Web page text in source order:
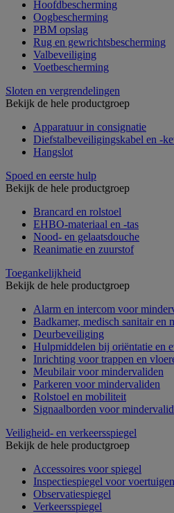
Hoofdbescherming
Oogbescherming
PBM opslag
Rug en gewrichtsbescherming
Valbeveiliging
Voetbescherming
Sloten en vergrendelingen
Bekijk de hele productgroep
Apparatuur in consignatie
Diefstalbeveiligingskabel en -
Hangslot
Spoed en eerste hulp
Bekijk de hele productgroep
Brancard en rolstoel
EHBO-materiaal en -tas
Nood- en gelaatsdouche
Reanimatie en zuurstof
Toegankelijkheid
Bekijk de hele productgroep
Alarm en intercom voor
Badkamer, medisch sanitair en
Deurbeveiliging
Hulpmiddelen bij oriëntatie en
Inrichting voor trappen en
Meubilair voor mindervaliden
Parkeren voor mindervaliden
Rolstoel en mobiliteit
Signaalborden voor
Veiligheid- en verkeersspiegel
Bekijk de hele productgroep
Accessoires voor spiegel
Inspectiespiegel voor voertuigen
Observatiespiegel
Verkeersspiegel